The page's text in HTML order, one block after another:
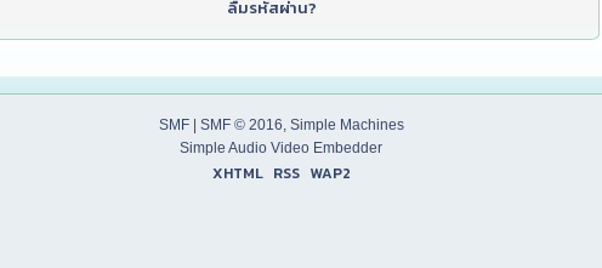
ลืมรหัสผ่าน?
SMF| SMF © 2016, Simple Machines
Simple Audio Video Embedder
XHTML RSS WAP2